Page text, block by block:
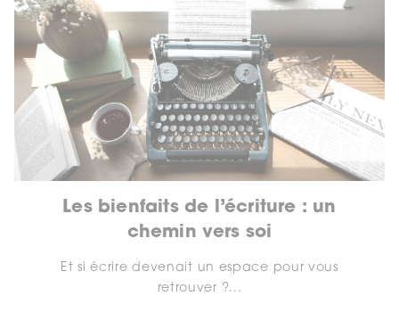
Les bienfaits de l’écriture : un
chemin vers soi
Et si écrire devenait un espace pour vous
retrouver ?...